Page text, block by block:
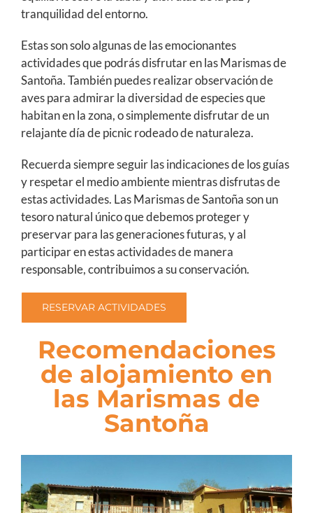
tranquilidad del entorno.
Estas son solo algunas de las emocionantes
actividades que podrás disfrutar en las Marismas de
Santoña. También puedes realizar observación de
aves para admirar la diversidad de especies que
habitan en la zona, o simplemente disfrutar de un
relajante día de picnic rodeado de naturaleza.
Recuerda siempre seguir las indicaciones de los guías
y respetar el medio ambiente mientras disfrutas de
estas actividades. Las Marismas de Santoña son un
tesoro natural único que debemos proteger y
preservar para las generaciones futuras, y al
participar en estas actividades de manera
responsable, contribuimos a su conservación.
RESERVAR ACTIVIDADES
Recomendaciones
de alojamiento en
las Marismas de
Santoña